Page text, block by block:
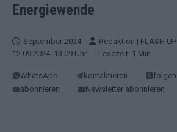
Energiewende
September 2024 Redaktion | FLASH UP
12.09.2024, 13:09 Uhr
· Lesezeit: 1 Min.
WhatsApp kontaktieren folgen
abonnieren
Newsletter abonnieren